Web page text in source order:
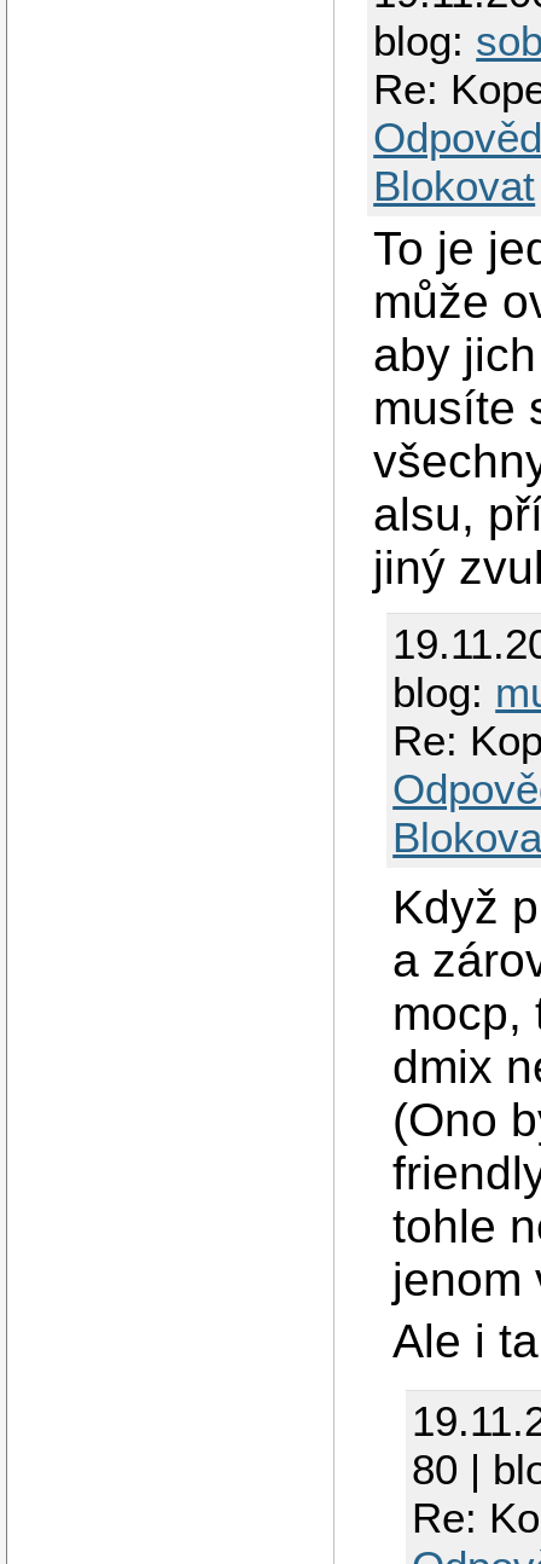
blog:
Re:
Blokovat
To je
může
aby
musíte
alsu,
jiný
blog:
Re:
Když
a
mocp,
dmix
(Ono
tohle
jenom
Ale i
80 |
Re: